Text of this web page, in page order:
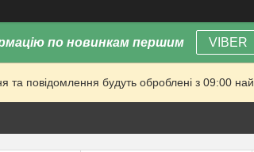
по новинкам першим VIBER
та повідомлення будуть оброблені з 09:00